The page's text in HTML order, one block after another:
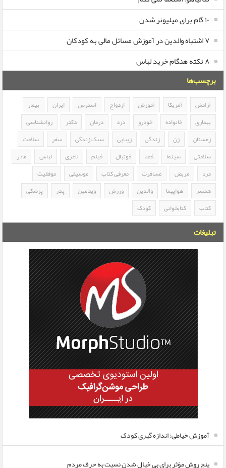
۱۰ گام برای میلیونر شدن
۷ اشتباه والدین در آموزش مسائل مالی به کودکان
۸ نکته هنگام خرید لباس
برچسب‌ها
آرامش آمریکا آموزش ازدواج استرس ایران
بیمار
بیماری
خانواده خودرو درد درمان دکتر
روانشناسی
زمستان
زن زندگی زیبایی سبک زندگی سفر
سلامت
سلامتی
سینما فضا فوتبال فیلم لاغری لباس
مادر
مرد
مریض مسافرت معرفی کتاب موسیقی
موفقیت
همسر
هواپیما والدین ورزش ویتامین پدر
پزشکی
کتاب
کتابخوانی کودک
تبلیغات
آموزش خیاطی: اندازه گیری کودک
پنج روش مؤثر برای بی خیال شدن نسبت به حرف مردم